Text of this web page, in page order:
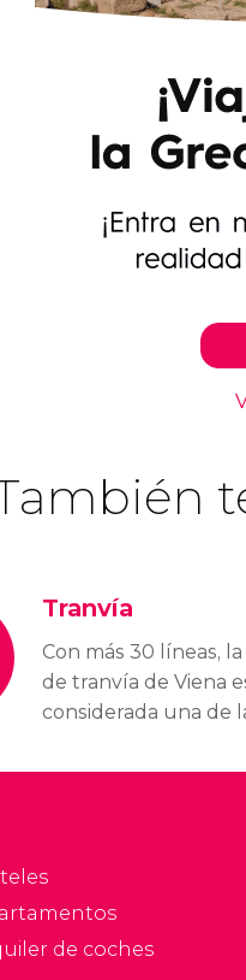
Tranvía
Con más 30 líneas, la
de tranvía de Viena
considerada una de
mundo. Es un
de coches